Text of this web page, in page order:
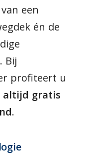
een
én de
Bij
profiteert u
altijd gratis
.